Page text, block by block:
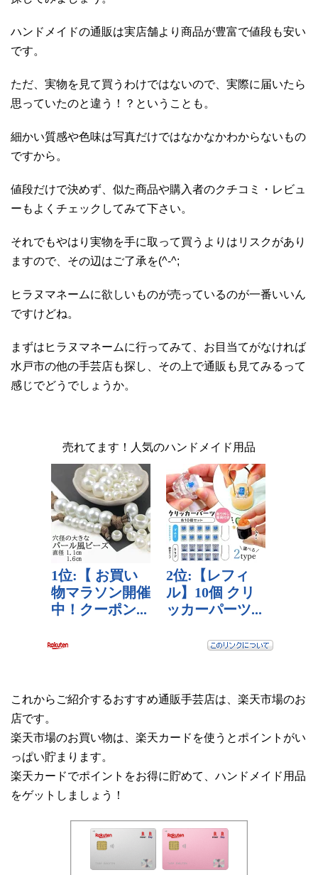
ハンドメイドの通販は実店舗より商品が豊富で値段も安い
です。
ただ、実物を見て買うわけではないので、実際に届いたら
思っていたのと違う！？ということも。
細かい質感や色味は写真だけではなかなかわからないもの
ですから。
値段だけで決めず、似た商品や購入者のクチコミ・レビュ
ーもよくチェックしてみて下さい。
それでもやはり実物を手に取って買うよりはリスクがあり
ますので、その辺はご了承を(^-^;
ヒラヌマネームに欲しいものが売っているのが一番いいん
ですけどね。
まずはヒラヌマネームに行ってみて、お目当てがなければ
水戸市の他の手芸店も探し、その上で通販も見てみるって
感じでどうでしょうか。
売れてます！人気のハンドメイド用品
これからご紹介するおすすめ通販手芸店は、楽天市場のお
店です。
楽天市場のお買い物は、楽天カードを使うとポイントがい
っぱい貯まります。
楽天カードでポイントをお得に貯めて、ハンドメイド用品
をゲットしましょう！